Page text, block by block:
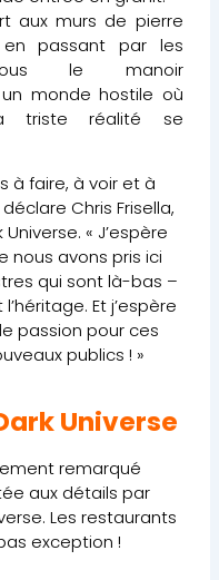
aux murs de pierre
passant par les
le manoir
un monde hostile où
réalité se
à faire, à voir et à
Chris Frisella,
« J’espère
nous avons pris ici
qui sont là-bas –
Et j’espère
passion pour ces
publics ! »
Universe
remarqué
aux détails par
Les restaurants
exception !